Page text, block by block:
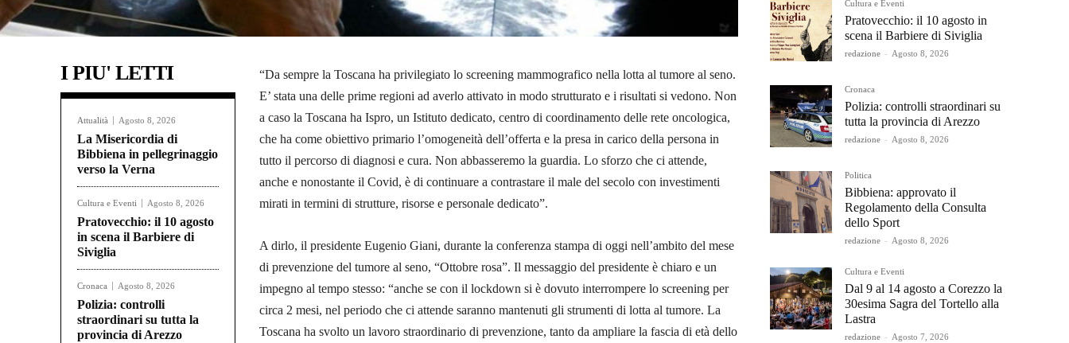
I PIU' LETTI
Attualità Agosto 8, 2026
La Misericordia di
Bibbiena in pellegrinaggio
verso la Verna
Cultura e Eventi Agosto 8, 2026
Pratovecchio: il 10 agosto
in scena il Barbiere di
Siviglia
Cronaca Agosto 8, 2026
Polizia: controlli
straordinari su tutta la
provincia di Arezzo
“Da sempre la Toscana ha privilegiato lo screening mammografico nella lotta al tumore al seno.
E’ stata una delle prime regioni ad averlo attivato in modo strutturato e i risultati si vedono. Non
a caso la Toscana ha Ispro, un Istituto dedicato, centro di coordinamento delle rete oncologica,
che ha come obiettivo primario l’omogeneità dell’offerta e la presa in carico della persona in
tutto il percorso di diagnosi e cura. Non abbasseremo la guardia. Lo sforzo che ci attende,
anche e nonostante il Covid, è di continuare a contrastare il male del secolo con investimenti
mirati in termini di strutture, risorse e personale dedicato”.
A dirlo, il presidente Eugenio Giani, durante la conferenza stampa di oggi nell’ambito del mese
di prevenzione del tumore al seno, “Ottobre rosa”. Il messaggio del presidente è chiaro e un
impegno al tempo stesso: “anche se con il lockdown si è dovuto interrompere lo screening per
circa 2 mesi, nel periodo che ci attende saranno mantenuti gli strumenti di lotta al tumore. La
Toscana ha svolto un lavoro straordinario di prevenzione, tanto da ampliare la fascia di età dello
Cultura e Eventi
Pratovecchio: il 10 agosto in
scena il Barbiere di Siviglia
redazione - Agosto 8, 2026
Cronaca
Polizia: controlli straordinari su
tutta la provincia di Arezzo
redazione - Agosto 8, 2026
Politica
Bibbiena: approvato il
Regolamento della Consulta
dello Sport
redazione - Agosto 8, 2026
Cultura e Eventi
Dal 9 al 14 agosto a Corezzo la
30esima Sagra del Tortello alla
Lastra
redazione - Agosto 7, 2026